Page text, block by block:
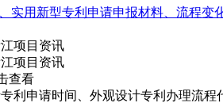
实用新型专利申请申报材料、流程变
项目资讯
项目资讯
查看
利申请时间、外观设计专利办理流程